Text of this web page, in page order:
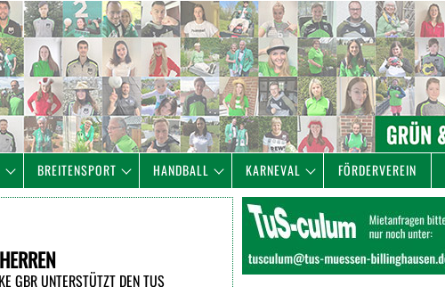
BREITENSPORT HANDBALL KARNEVAL FÖRDERVEREIN
GBR UNTERSTÜTZT DEN TUS